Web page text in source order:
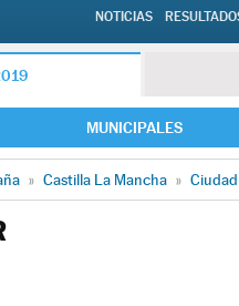
NOTICIAS
MUNICIPALES
» Castilla La Mancha »